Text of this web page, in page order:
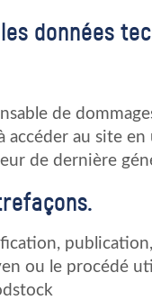
données
de
accéder au site
de dernière
ou le procédé